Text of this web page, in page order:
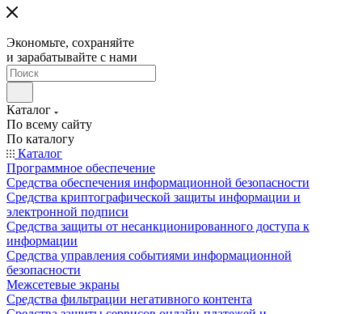
Экономьте, сохраняйте
и зарабатывайте с нами
Каталог
По всему сайту
По каталогу
Каталог
Программное обеспечение
Средства обеспечения информационной безопасности
Средства криптографической защиты информации и
электронной подписи
Средства защиты от несанкционированного доступа к
информации
Средства управления событиями информационной
безопасности
Межсетевые экраны
Средства фильтрации негативного контента